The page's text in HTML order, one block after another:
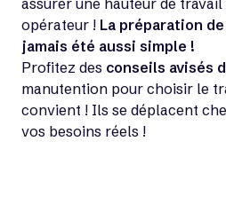
assurer une hauteur de
opérateur ! La préparation de
jamais été aussi simple !
Profitez des conseils avisés
manutention pour choisir le
convient ! Ils se déplacent
vos besoins réels !